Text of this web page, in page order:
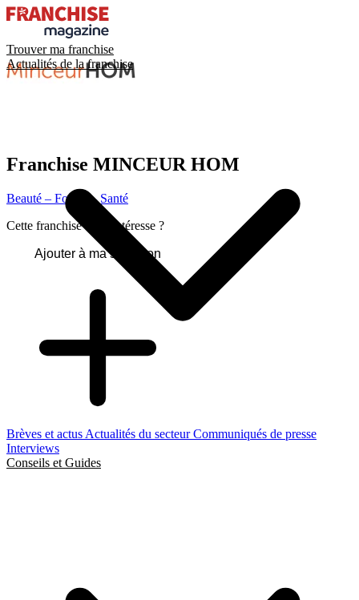
Trouver ma franchise
Actualités de la franchise
Brèves et actus Actualités du secteurCommuniqués de presse
Interviews
Conseils et Guides
Franchise MINCEUR HOM
Beauté – Forme – Santé
Cette franchise vous intéresse ?
Ajouter à ma sélection